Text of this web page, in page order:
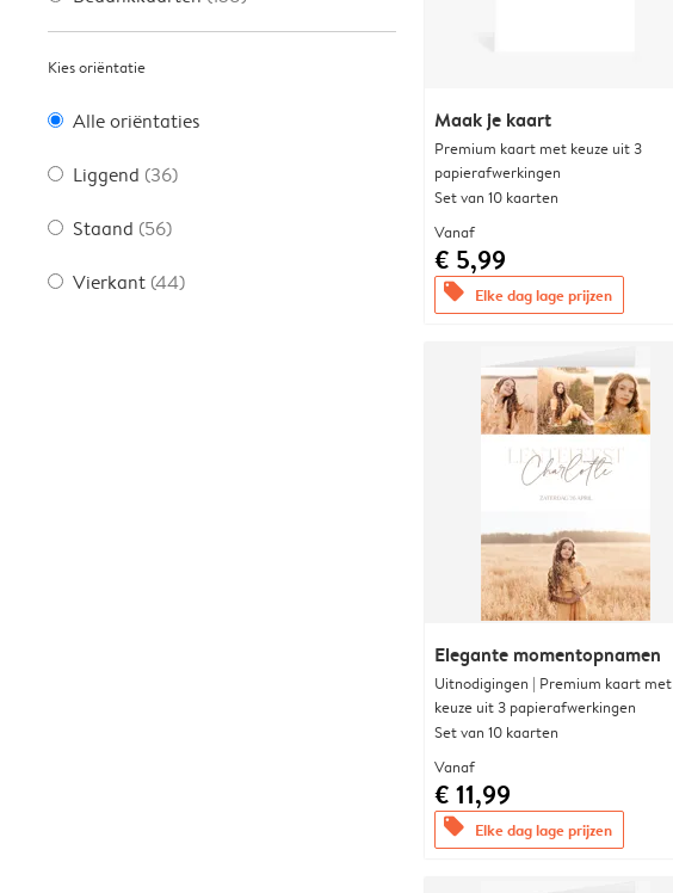
Kies oriëntatie
Alle oriëntaties
Liggend (36)
Staand (56)
Vierkant (44)
Maak je kaart
Premium kaart met keuze uit 3
papierafwerkingen
Set van 10 kaarten
Vanaf
€ 5,99
offers Elke dag lage prijzen
Elegante momentopnamen
Uitnodigingen | Premium kaart met
keuze uit 3 papierafwerkingen
Set van 10 kaarten
Vanaf
€ 11,99
offers Elke dag lage prijzen